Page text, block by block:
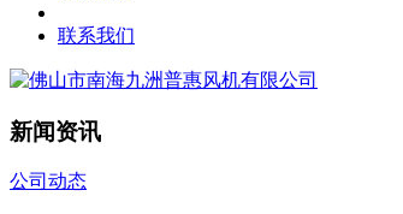
联系我们
新闻资讯
公司动态